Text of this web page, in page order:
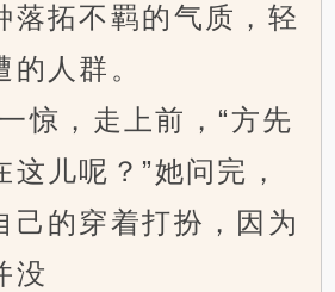
落拓不羁的气质，轻
人群。
，走上前，“方先
儿呢？”她问完，
己的穿着打扮，因为
没